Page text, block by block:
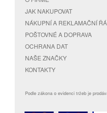
JAK NAKUPOVAT
NÁKUPNÍ A REKLAMAČNÍ
POŠTOVNÉ A DOPRAVA
OCHRANA DAT
NAŠE ZNAČKY
KONTAKTY
Podle zákona o evidenci tržeb je